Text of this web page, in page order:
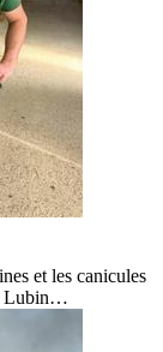
et les canicules
Lubin…